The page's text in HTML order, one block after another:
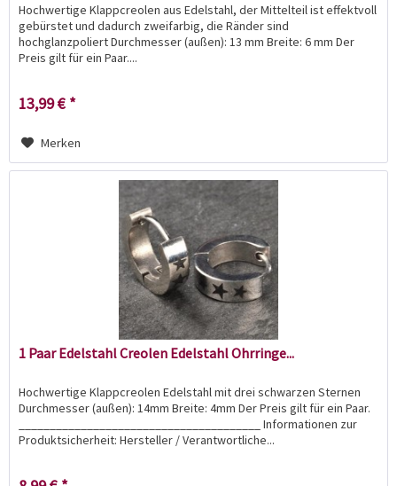
Hochwertige Klappcreolen aus Edelstahl, der Mittelteil ist effektvoll
gebürstet und dadurch zweifarbig, die Ränder sind
hochglanzpoliert Durchmesser (außen): 13 mm Breite: 6 mm Der
Preis gilt für ein Paar....
13,99 € *
Merken
1 Paar Edelstahl Creolen Edelstahl Ohrringe...
Hochwertige Klappcreolen Edelstahl mit drei schwarzen Sternen
Durchmesser (außen): 14mm Breite: 4mm Der Preis gilt für ein Paar.
_______________________________________ Informationen zur
Produktsicherheit: Hersteller / Verantwortliche...